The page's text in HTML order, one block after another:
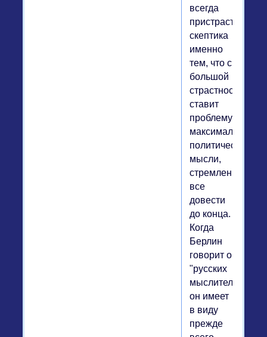
всегда
пристрастного
скептика
именно
тем, что с
большой
страстностью
ставит
проблему
максимализма
политической
мысли,
стремления
все
довести
до конца.
Когда
Берлин
говорит о
"русских
мыслителях",
он имеет
в виду
прежде